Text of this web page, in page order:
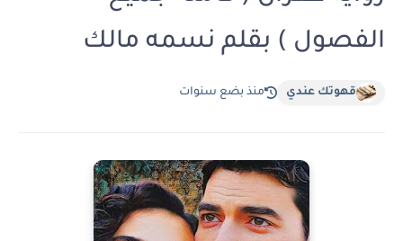
الفصول ) بقلم نسمه مالك
قهوتك عندي منذ بضع سنوات